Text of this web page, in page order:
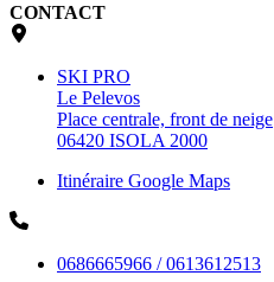
CONTACT
SKI PRO
Le Pelevos
Place centrale, front de neige
06420 ISOLA 2000
Itinéraire Google Maps
0686665966 / 0613612513